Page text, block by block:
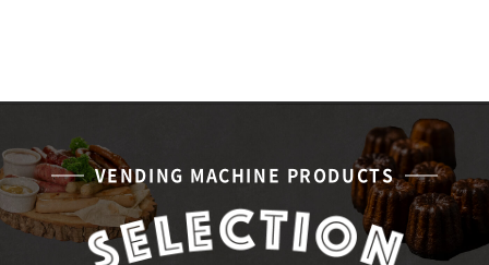
VENDING MACHINE PRODUCTS